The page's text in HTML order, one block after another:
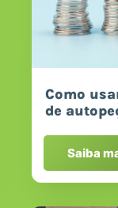
Como
de
Saiba